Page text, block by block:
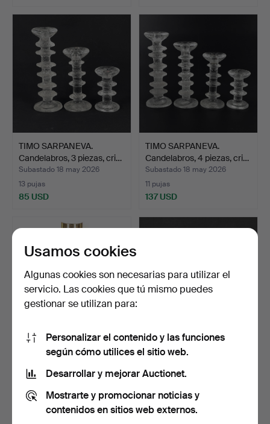
TIMO SARPANEVA.
Candelabros, 3 piezas, cri…
Subastado 18 may 2026
13 pujas
85 USD
TIMO SARPANEVA.
Candelabros, 4 piezas, cri…
Subastado 18 may 2026
11 pujas
137 USD
PIERRE FORSSELL.
Aplique de pared, "Reflex…
Subastado 16 may 2026
64 USD
APLIQUES, un par. LATÓN,
Subastado 13 may 2026
32 USD
Usamos cookies
Algunas cookies son necesarias para utilizar el
servicio. Las cookies que tú mismo puedes
gestionar se utilizan para:
Personalizar el contenido y las funciones
según cómo utilices el sitio web.
Desarrollar y mejorar Auctionet.
Mostrarte y promocionar noticias y
contenidos en sitios web externos.